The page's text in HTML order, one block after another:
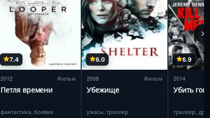
7.4
2012 Фильм
Петля времени
фантастика, боевик
6.0
2008 Фильм
Убежище
ужасы, триллер
6.9
2014
Убить
триллер,